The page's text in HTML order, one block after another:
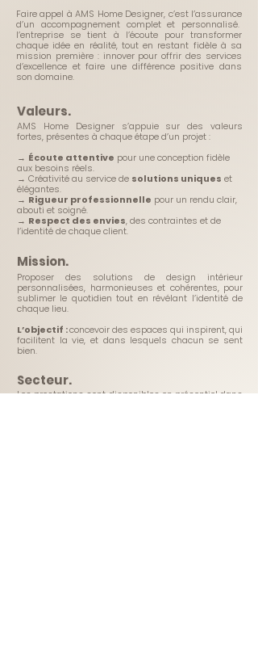
Faire appel à AMS Home Designer, c’est l’assurance
d’un accompagnement complet et personnalisé.
l’entreprise se tient à l’écoute pour transformer
chaque idée en réalité, tout en restant fidèle à sa
mission première : innover pour offrir des services
d’excellence et faire une différence positive dans
son domaine.
Valeurs.
​AMS Home Designer s’appuie sur des valeurs
fortes, présentes à chaque étape d’un projet :
→ Écoute attentive pour une conception fidèle
aux besoins réels.
→ Créativité au service de solutions uniques et
élégantes.
→ Rigueur professionnelle pour un rendu clair,
abouti et soigné.
→ Respect des envies, des contraintes et de
l’identité de chaque client.
Mission.
​Proposer des solutions de design intérieur
personnalisées, harmonieuses et cohérentes, pour
sublimer le quotidien tout en révélant l’identité de
chaque lieu.
L’objectif :concevoir des espaces qui inspirent, qui
facilitent la vie, et dans lesquels chacun se sent
bien.
Secteur.
Les prestations sont disponibles en présentiel dans